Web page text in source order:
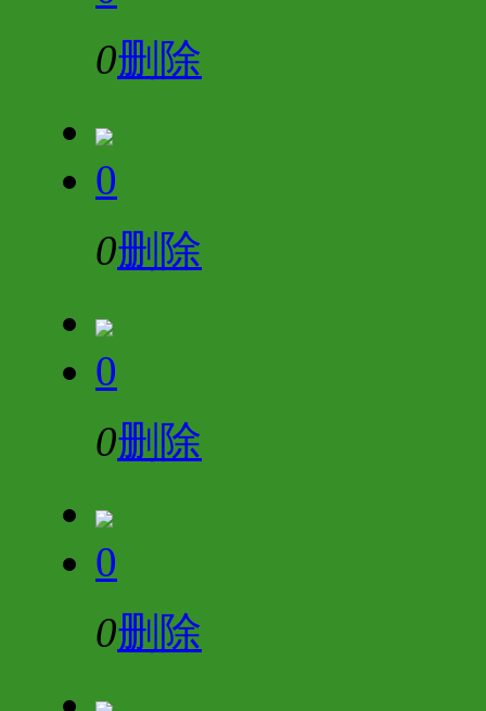
0删除
0
0删除
0
0删除
0
0删除